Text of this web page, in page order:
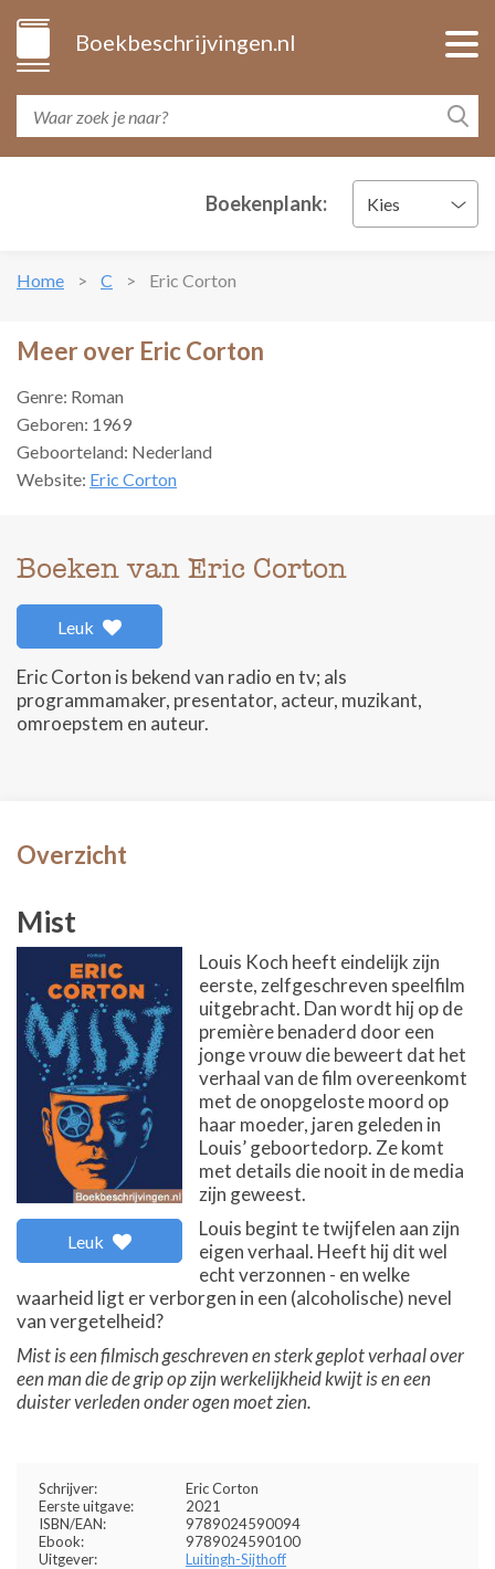
Boekbeschrijvingen.nl
Boekenplank: Kies
Home C Eric Corton
Meer over Eric Corton
Genre: Roman
Geboren: 1969
Geboorteland: Nederland
Website: Eric Corton
Boeken van Eric Corton
Leuk
Eric Corton is bekend van radio en tv; als
programmamaker, presentator, acteur, muzikant,
omroepstem en auteur.
Overzicht
Mist
Leuk
Louis Koch heeft eindelijk zijn
eerste, zelfgeschreven speelfilm
uitgebracht. Dan wordt hij op de
première benaderd door een
jonge vrouw die beweert dat het
verhaal van de film overeenkomt
met de onopgeloste moord op
haar moeder, jaren geleden in
Louis’ geboortedorp. Ze komt
met details die nooit in de media
zijn geweest.
Louis begint te twijfelen aan zijn
eigen verhaal. Heeft hij dit wel
echt verzonnen - en welke
waarheid ligt er verborgen in een (alcoholische) nevel
van vergetelheid?
Mist is een filmisch geschreven en sterk geplot verhaal over
een man die de grip op zijn werkelijkheid kwijt is en een
duister verleden onder ogen moet zien.
Schrijver:
Eric Corton
Eerste uitgave:
2021
ISBN/EAN:
9789024590094
Ebook:
9789024590100
Uitgever:
Luitingh-Sijthoff